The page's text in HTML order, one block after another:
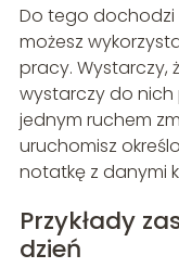
Do tego dochodzi
możesz
pracy. Wystarczy,
wystarczy do nich
jednym ruchem
uruchomisz
notatkę z danymi
Przykłady
dzień